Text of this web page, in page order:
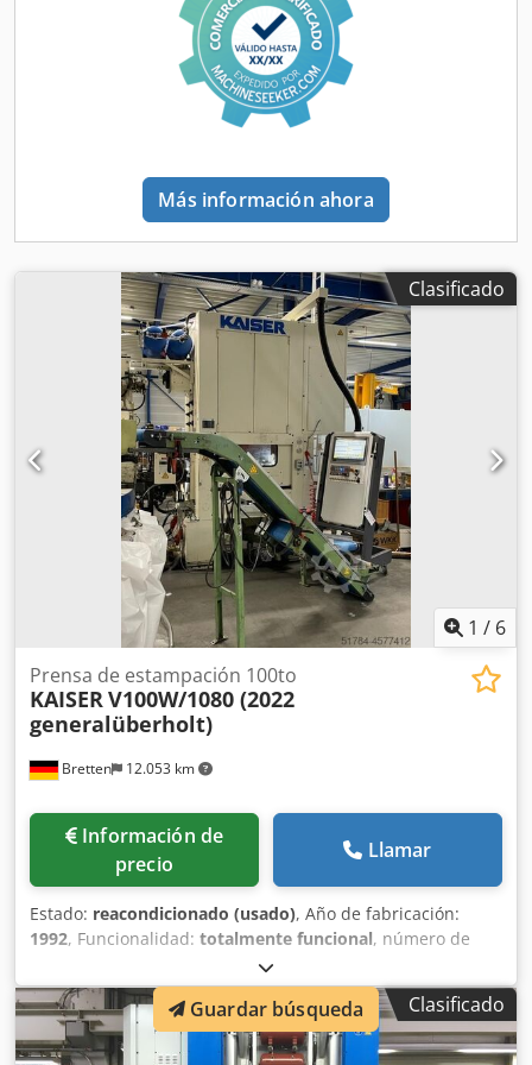
9.380 kg Carga útil: 28.620 kg MMA: 38.000 kg Estado
Daños: ninguno Crodpszrblcofx Apnjf
Más información ahora
Clasificado
1 / 6
Bretten 12.053 km
Prensa de estampación 100to
KAISERV100W/1080 (2022
generalüberholt)
Información de
precio
Llamar
Estado: reacondicionado (usado), Año de fabricación:
1992, Funcionalidad: totalmente funcional, número de
, altura total:
total:2.000 mm, longitud total:3.400 mm, tipo de
corriente de entrada:trifásico , tensión de entrada:400 V,
distancia entre soportes laterales:400 mm, distancia entre
Clasificado
Guardar búsqueda